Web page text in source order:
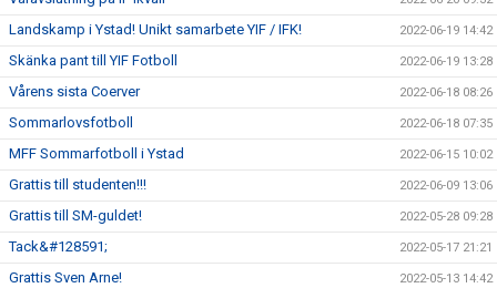
Landskamp i Ystad! Unikt samarbete YIF / IFK! 2022-06-19 14:42
Skänka pant till YIF Fotboll 2022-06-19 13:28
Vårens sista Coerver 2022-06-18 08:26
Sommarlovsfotboll 2022-06-18 07:35
MFF Sommarfotboll i Ystad 2022-06-15 10:02
Grattis till studenten!!! 2022-06-09 13:06
Grattis till SM-guldet! 2022-05-28 09:28
Tack&#128591; 2022-05-17 21:21
Grattis Sven Arne! 2022-05-13 14:42